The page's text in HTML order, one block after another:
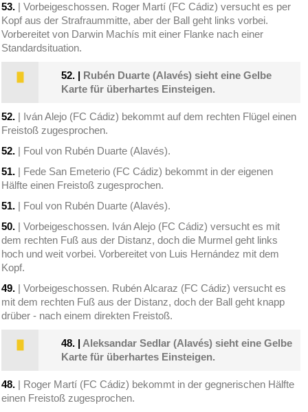
53. | Vorbeigeschossen. Roger Martí (FC Cádiz) versucht es per
Kopf aus der Strafraummitte, aber der Ball geht links vorbei.
Vorbereitet von Darwin Machís mit einer Flanke nach einer
Standardsituation.
52. | Rubén Duarte (Alavés) sieht eine Gelbe
Karte für überhartes Einsteigen.
52. | Iván Alejo (FC Cádiz) bekommt auf dem rechten Flügel einen
Freistoß zugesprochen.
52. | Foul von Rubén Duarte (Alavés).
51. | Fede San Emeterio (FC Cádiz) bekommt in der eigenen
Hälfte einen Freistoß zugesprochen.
51. | Foul von Rubén Duarte (Alavés).
50. | Vorbeigeschossen. Iván Alejo (FC Cádiz) versucht es mit
dem rechten Fuß aus der Distanz, doch die Murmel geht links
hoch und weit vorbei. Vorbereitet von Luis Hernández mit dem
Kopf.
49. | Vorbeigeschossen. Rubén Alcaraz (FC Cádiz) versucht es
mit dem rechten Fuß aus der Distanz, doch der Ball geht knapp
drüber - nach einem direkten Freistoß.
48. | Aleksandar Sedlar (Alavés) sieht eine Gelbe
Karte für überhartes Einsteigen.
48. | Roger Martí (FC Cádiz) bekommt in der gegnerischen Hälfte
einen Freistoß zugesprochen.